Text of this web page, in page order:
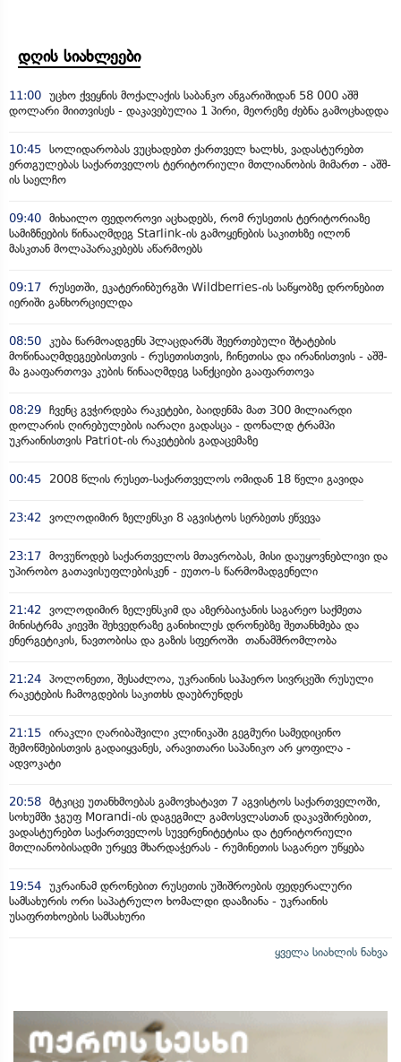
დღის სიახლეები
11:00 უცხო ქვეყნის მოქალაქის საბანკო ანგარიშიდან 58 000 აშშ
დოლარი მიითვისეს - დაკავებულია 1 პირი, მეორეზე ძებნა გამოცხადდა
10:45 სოლიდარობას ვუცხადებთ ქართველ ხალხს, ვადასტურებთ
ერთგულებას საქართველოს ტერიტორიული მთლიანობის მიმართ - აშშ-
ის საელჩო
09:40 მიხაილო ფედოროვი აცხადებს, რომ რუსეთის ტერიტორიაზე
სამიზნეების წინააღმდეგ Starlink-ის გამოყენების საკითხზე ილონ
მასკთან მოლაპარაკებებს აწარმოებს
09:17 რუსეთში, ეკატერინბურგში Wildberries-ის საწყობზე დრონებით
იერიში განხორციელდა
08:50 კუბა წარმოადგენს პლაცდარმს შეერთებული შტატების
მოწინააღმდეგეებისთვის - რუსეთისთვის, ჩინეთისა და ირანისთვის - აშშ-
მა გააფართოვა კუბის წინააღმდეგ სანქციები გააფართოვა
08:29 ჩვენც გვჭირდება რაკეტები, ბაიდენმა მათ 300 მილიარდი
დოლარის ღირებულების იარაღი გადასცა - დონალდ ტრამპი
უკრაინისთვის Patriot-ის რაკეტების გადაცემაზე
00:45 2008 წლის რუსეთ-საქართველოს ომიდან 18 წელი გავიდა
23:42 ვოლოდიმირ ზელენსკი 8 აგვისტოს სერბეთს ეწვევა
23:17 მოვუწოდებ საქართველოს მთავრობას, მისი დაუყოვნებლივი და
უპირობო გათავისუფლებისკენ - ეუთო-ს წარმომადგენელი
21:42 ვოლოდიმირ ზელენსკიმ და აზერბაიჯანის საგარეო საქმეთა
მინისტრმა კიევში შეხვედრაზე განიხილეს დრონებზე შეთანხმება და
ენერგეტიკის, ნავთობისა და გაზის სფეროში თანამშრომლობა
21:24 პოლონეთი, შესაძლოა, უკრაინის საჰაერო სივრცეში რუსული
რაკეტების ჩამოგდების საკითხს დაუბრუნდეს
21:15 ირაკლი ღარიბაშვილი კლინიკაში გეგმური სამედიცინო
შემოწმებისთვის გადაიყვანეს, არავითარი საპანიკო არ ყოფილა -
ადვოკატი
20:58 მტკიცე უთანხმოებას გამოვხატავთ 7 აგვისტოს საქართველოში,
სოხუმში ჯგუფ Morandi-ის დაგეგმილ გამოსვლასთან დაკავშირებით,
ვადასტურებთ საქართველოს სუვერენიტეტისა და ტერიტორიული
მთლიანობისადმი ურყევ მხარდაჭერას - რუმინეთის საგარეო უწყება
19:54 უკრაინამ დრონებით რუსეთის უშიშროების ფედერალური
სამსახურის ორი საპატრულო ხომალდი დააზიანა - უკრაინის
უსაფრთხოების სამსახური
ყველა სიახლის ნახვა